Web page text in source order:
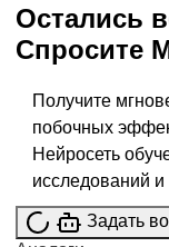
Остались
Спросите
Получите
побочных
Нейросеть
исследований и
Задать